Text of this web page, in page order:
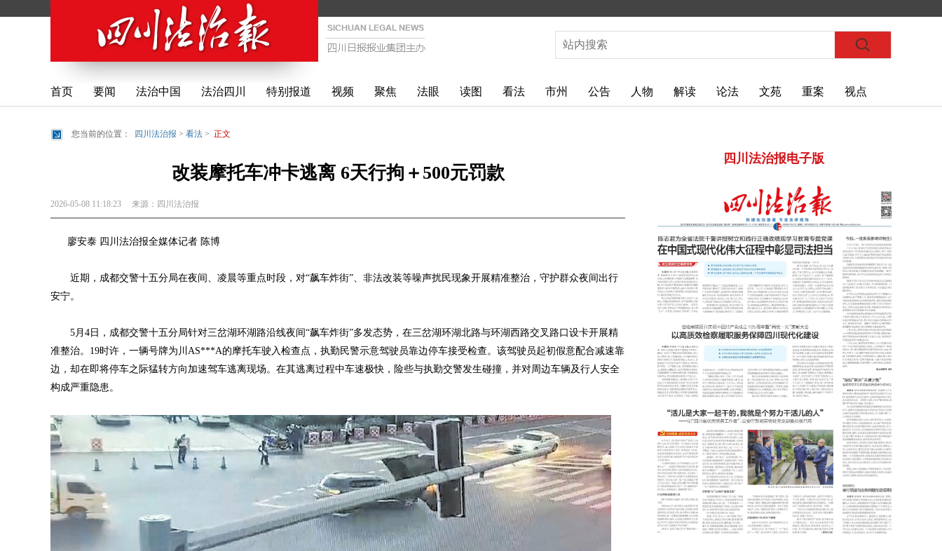
首页 要闻 法治中国 法治四川 特别报道 视频 聚焦 法眼 读图 看法 市州 公告 人物 解读 论法 文苑 重案 视点
您当前的位置： 四川法治报 > 看法 > 正文
改装摩托车冲卡逃离 6天行拘＋500元罚款
2026-05-08 11:18:23 来源： 四川法治报
廖安泰 四川法治报全媒体记者 陈博
近期，成都交警十五分局在夜间、凌晨等重点时段，对“飙车炸街”、非法改装等噪声扰民现象开展精准整治，守护群众夜间出行
安宁。
5月4日，成都交警十五分局针对三岔湖环湖路沿线夜间“飙车炸街”多发态势，在三岔湖环湖北路与环湖西路交叉路口设卡开展精
准整治。19时许，一辆号牌为川AS***A的摩托车驶入检查点，执勤民警示意驾驶员靠边停车接受检查。该驾驶员起初假意配合减速靠
边，却在即将停车之际猛转方向加速驾车逃离现场。在其逃离过程中车速极快，险些与执勤交警发生碰撞，并对周边车辆及行人安全
构成严重隐患。
四川法治报电子版